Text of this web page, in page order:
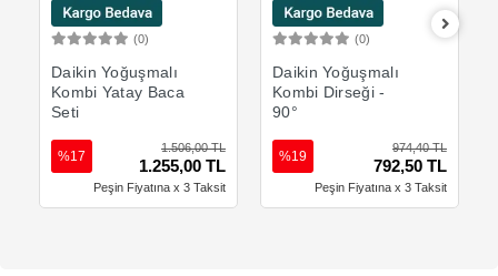
(0)
Daikin Yoğuşmalı
Kombi Yatay Baca
Seti
1.506,00 TL
1.255,00 TL
%17
Peşin Fiyatına x 3 Taksit
(0)
Daikin Yoğuşmalı
Kombi Dirseği -
90°
974,40 TL
792,50 TL
%19
Peşin Fiyatına x 3 Taksit